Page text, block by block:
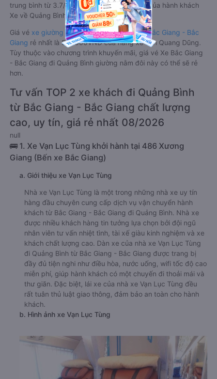
trung bình từ 3.7/5 dựa trên 3002 phản hồi của hành khách
Xe về Quảng Bình từ Bắc Giang - Bắc Giang.
Giá vé xe giường nằm đôi đi Quảng Bình từ Bắc Giang - Bắc
Giang rẻ nhất là 500000VND của hãng xe Tân Quang Dũng.
Tùy thuộc vào chương trình khuyến mãi, giá vé Xe Bắc Giang
- Bắc Giang đi Quảng Bình giường nằm đôi này có thể sẽ rẻ
hơn.
Tư vấn TOP 2 xe khách đi Quảng Bình
từ Bắc Giang - Bắc Giang chất lượng
cao, uy tín, giá rẻ nhất 08/2026
null
🚌 1. Xe Vạn Lục Tùng khởi hành tại 486 Xương
Giang (Bến xe Bắc Giang)
a. Giới thiệu xe Vạn Lục Tùng
Nhà xe Vạn Lục Tùng là một trong những nhà xe uy tín
hàng đầu chuyên cung cấp dịch vụ vận chuyển hành
khách từ Bắc Giang - Bắc Giang đi Quảng Bình. Nhà xe
được nhiều khách hàng tin tưởng lựa chọn bởi đội ngũ
nhân viên tư vấn nhiệt tình, tài xế giàu kinh nghiệm và xe
khách chất lượng cao. Dàn xe của nhà xe Vạn Lục Tùng
đi Quảng Bình từ Bắc Giang - Bắc Giang được trang bị
đầy đủ tiện nghi như điều hòa, nước uống, wifi tốc độ cao
miễn phí, giúp hành khách có một chuyến đi thoải mái và
thư giãn. Đặc biệt, lái xe của nhà xe Vạn Lục Tùng đều
rất tuân thủ luật giao thông, đảm bảo an toàn cho hành
khách.
b. Hình ảnh xe Vạn Lục Tùng